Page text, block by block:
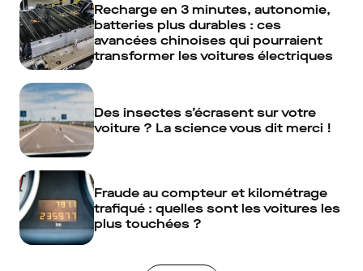
Recharge en 3 minutes, autonomie,
batteries plus durables : ces
avancées chinoises qui pourraient
transformer les voitures électriques
Des insectes s’écrasent sur votre
voiture ? La science vous dit merci !
Fraude au compteur et kilométrage
trafiqué : quelles sont les voitures les
plus touchées ?